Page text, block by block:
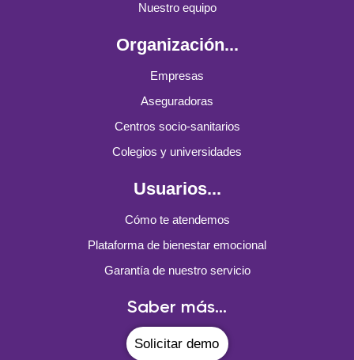
Nuestro equipo
Organización...
Empresas
Aseguradoras
Centros socio-sanitarios
Colegios y universidades
Usuarios...
Cómo te atendemos
Plataforma de bienestar emocional
Garantía de nuestro servicio
Saber más...
Solicitar demo